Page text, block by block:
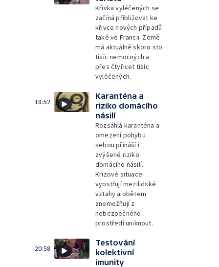
Křivka vyléčených se
začíná přibližovat ke
křivce nových případů
také ve Francii. Země
má aktuálně skoro sto
tisíc nemocných a
přes čtyřicet tisíc
vyléčených.
18:52
Karanténa a
riziko domácího
násilí
Rozsáhlá karanténa a
omezení pohybu
sebou přináší i
zvýšené riziko
domácího násilí.
Krizové situace
vyostřují mezilidské
vztahy a obětem
znemožňují z
nebezpečného
prostředí uniknout.
20:58
Testování
kolektivní
imunity